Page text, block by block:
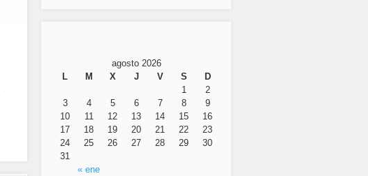
agosto 2026
L
M X J V S D
« ene
1
2
3
4 5 6 7 8
9
10
11 12 13 14 15
16
17
18 19 20 21 22
23
24
25 26 27 28 29
30
31